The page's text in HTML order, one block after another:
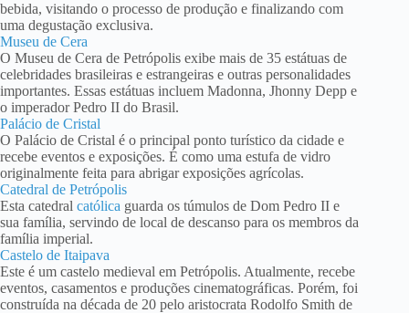
bebida, visitando o processo de produção e finalizando com
uma degustação exclusiva.
Museu de Cera
O Museu de Cera de Petrópolis exibe mais de 35 estátuas de
celebridades brasileiras e estrangeiras e outras personalidades
importantes. Essas estátuas incluem Madonna, Jhonny Depp e
o imperador Pedro II do Brasil.
Palácio de Cristal
O Palácio de Cristal é o principal ponto turístico da cidade e
recebe eventos e exposições. É como uma estufa de vidro
originalmente feita para abrigar exposições agrícolas.
Catedral de Petrópolis
Esta catedral católica guarda os túmulos de Dom Pedro II e
sua família, servindo de local de descanso para os membros da
família imperial.
Castelo de Itaipava
Este é um castelo medieval em Petrópolis. Atualmente, recebe
eventos, casamentos e produções cinematográficas. Porém, foi
construída na década de 20 pelo aristocrata Rodolfo Smith de